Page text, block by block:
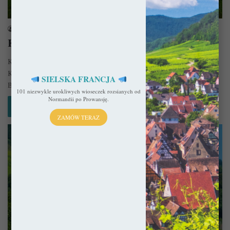
Kościoły
Kościół warowny w Viscri
Kościół warowny w Viscri (rum. Biserica fortificată din Viscri, niem.
Kirchenburg von Deutschweißkirch)toobok kościoła warownego w
Biertanie, najbardziej rozpoznawalna budowla tego typu…
Czytaj więcej »
SIELSKA FRANCJA
101 niezwykle urokliwych wioseczek rozsianych od
Normandii po Prowansję.
ZAMÓW TERAZ